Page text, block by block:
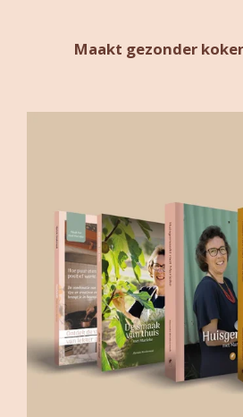
Maakt gezonder